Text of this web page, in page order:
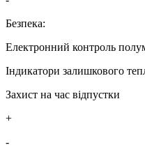
Безпека:
Електронний контроль
Індикатори залишкового
Захист на час відпустки
+
-